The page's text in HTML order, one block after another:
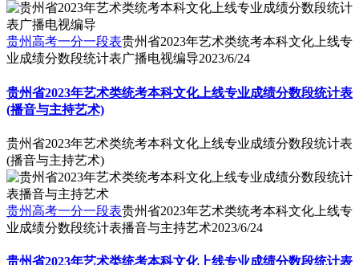
贵州高考一分一段表贵州省2023年艺术类统考本科文化上线专
业成绩分数段统计表广播电视编导2023/6/24
贵州省2023年艺术类统考本科文化上线专业成绩分数段统计表
(播音与主持艺术)
贵州省2023年艺术类统考本科文化上线专业成绩分数段统计表
(播音与主持艺术)
贵州高考一分一段表贵州省2023年艺术类统考本科文化上线专
业成绩分数段统计表播音与主持艺术2023/6/24
贵州省2023年艺术类统考本科文化上线专业成绩分数段统计表